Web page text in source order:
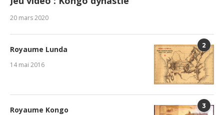
20 mars 2020
2
Royaume Lunda
14 mai 2016
3
Royaume Kongo